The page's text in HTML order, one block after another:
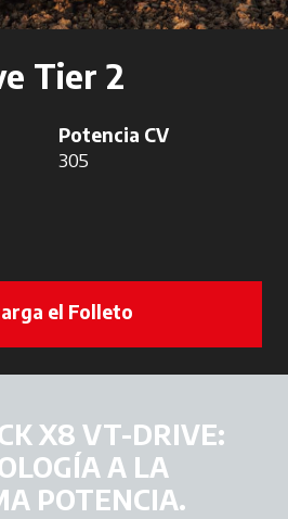
Tier 2
Potencia CV
305
el Folleto
X8 VT-DRIVE:
A LA
POTENCIA.